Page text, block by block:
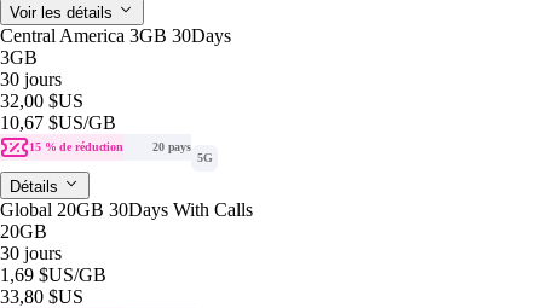
Voir les détails
Central America 3GB 30Days
3GB
30 jours
32,00 $US
10,67 $US/GB
15 % de réduction
20 pays
5G
Détails
Global 20GB 30Days With Calls
20GB
30 jours
1,69 $US/GB
33,80 $US